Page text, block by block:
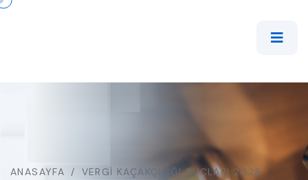
ANASAYFA / VERGI KAÇAKÇILIĞI SUÇLARI 2025